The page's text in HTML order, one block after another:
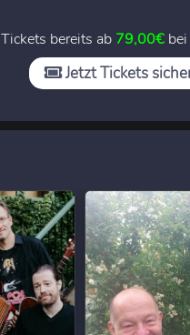
Tickets bereits ab 79,00€bei
Jetzt Tickets